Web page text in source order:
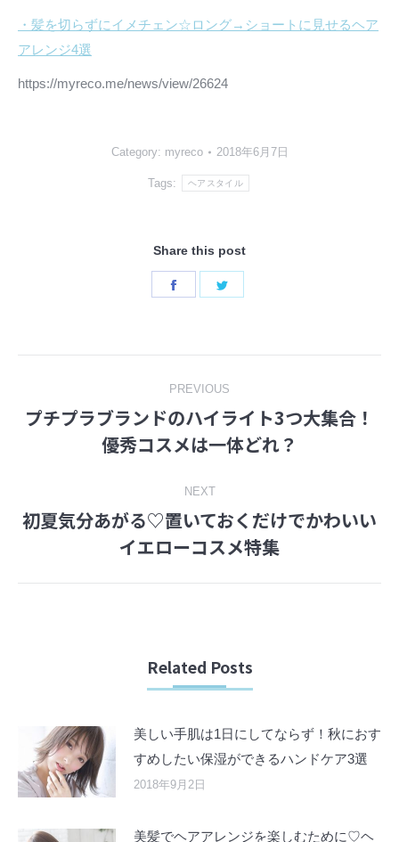
・髪を切らずにイメチェン☆ロング→ショートに見せるヘア
アレンジ4選
https://myreco.me/news/view/26624
Category: myreco 2018年6月7日
Tags: ヘアスタイル
Share this post
Share
navigation
PREVIOUS
Previous
post:
プチプラブランドのハイライト3つ大集合！
優秀コスメは一体どれ？
NEXT
Next
post:
初夏気分あがる♡置いておくだけでかわいい
イエローコスメ特集
Related Posts
美しい手肌は1日にしてならず！秋におす
すめしたい保湿ができるハンドケア3選
2018年9月2日
美髪でヘアアレンジを楽しむために♡ヘ